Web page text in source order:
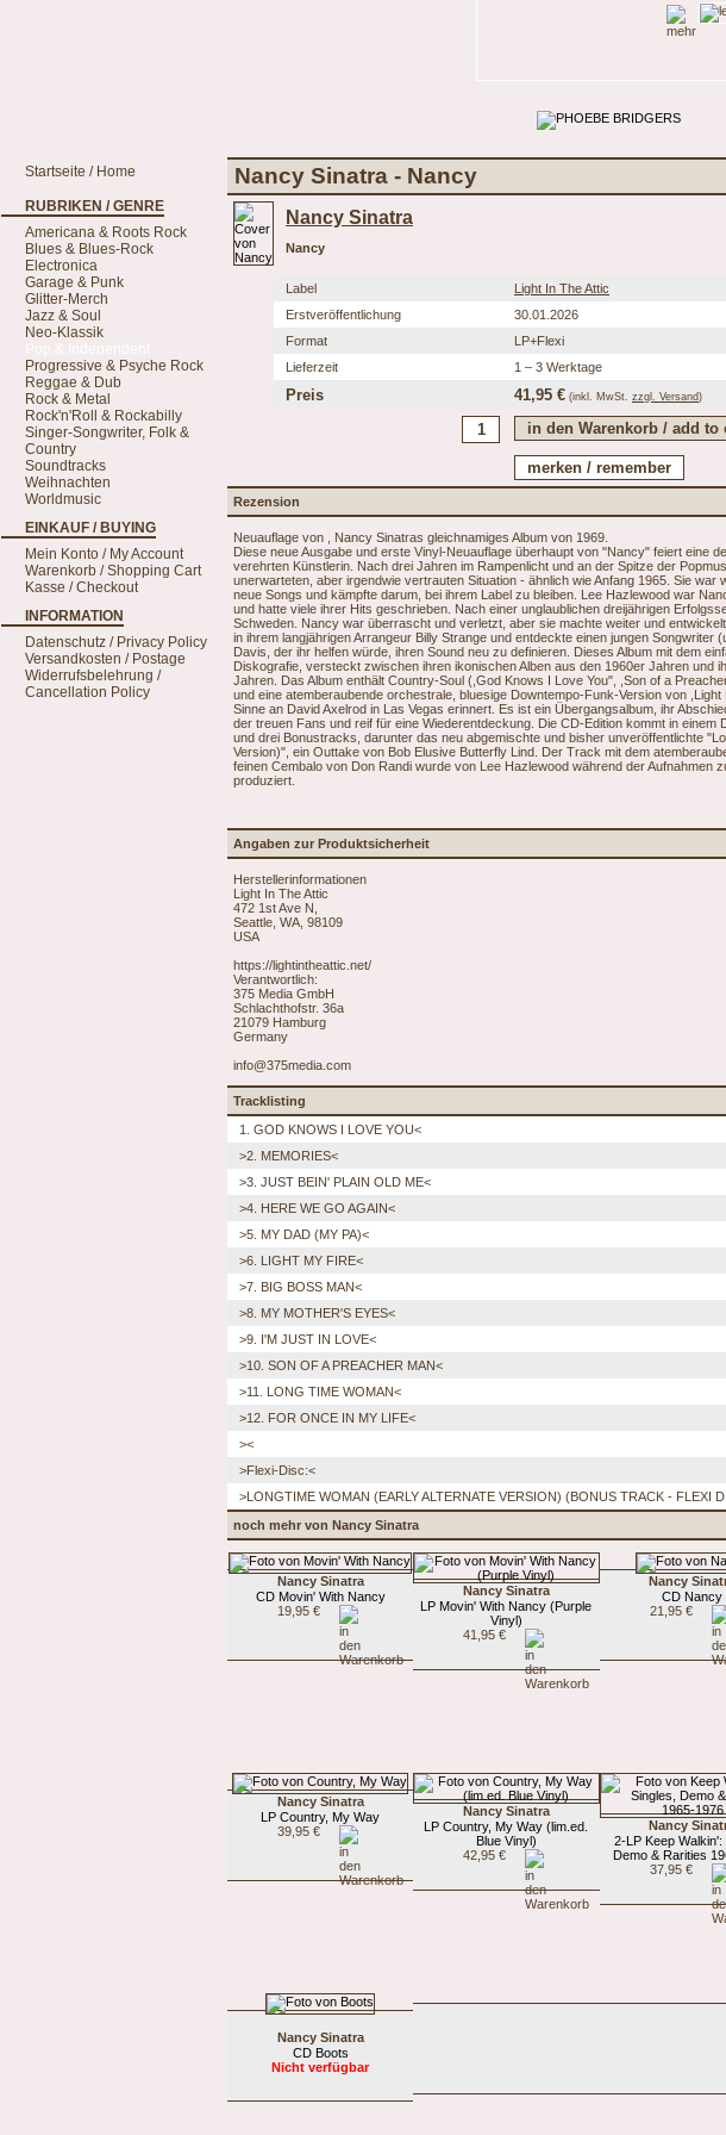
Startseite / Home
RUBRIKEN / GENRE
Americana & Roots Rock
Blues & Blues-Rock
Electronica
Garage & Punk
Glitter-Merch
Jazz & Soul
Neo-Klassik
Progressive & Psyche Rock
Reggae & Dub
Rock & Metal
Rock'n'Roll & Rockabilly
Singer-Songwriter, Folk &
Country
Soundtracks
Weihnachten
Worldmusic
EINKAUF / BUYING
Mein Konto / My Account
Warenkorb / Shopping Cart
Kasse / Checkout
INFORMATION
Datenschutz / Privacy Policy
Versandkosten / Postage
Widerrufsbelehrung /
Cancellation Policy
Nancy Sinatra - Nancy
Nancy Sinatra
Nancy
Label
Light In The Attic
Erstveröffentlichung
30.01.2026
Format
LP+Flexi
Lieferzeit
1 – 3 Werktage
Preis 41,95 € (inkl. MwSt. zzgl. Versand)
Rezension
Neuauflage von , Nancy Sinatras gleichnamiges Album von 1969.
Diese neue Ausgabe und erste Vinyl-Neuauflage überhaupt von "Nancy" feiert eine
verehrten Künstlerin. Nach drei Jahren im Rampenlicht und an der Spitze der
unerwarteten, aber irgendwie vertrauten Situation - ähnlich wie Anfang 1965. Sie war
neue Songs und kämpfte darum, bei ihrem Label zu bleiben. Lee Hazlewood war
und hatte viele ihrer Hits geschrieben. Nach einer unglaublichen dreijährigen
Schweden. Nancy war überrascht und verletzt, aber sie machte weiter und
in ihrem langjährigen Arrangeur Billy Strange und entdeckte einen jungen Songwriter
Davis, der ihr helfen würde, ihren Sound neu zu definieren. Dieses Album mit dem
Diskografie, versteckt zwischen ihren ikonischen Alben aus den 1960er Jahren und
Jahren. Das Album enthält Country-Soul (,God Knows I Love You", ,Son of a
und eine atemberaubende orchestrale, bluesige Downtempo-Funk-Version von
Sinne an David Axelrod in Las Vegas erinnert. Es ist ein Übergangsalbum, ihr
der treuen Fans und reif für eine Wiederentdeckung. Die CD-Edition kommt in einem
und drei Bonustracks, darunter das neu abgemischte und bisher unveröffentlichte
Version)", ein Outtake von Bob Elusive Butterfly Lind. Der Track mit dem
feinen Cembalo von Don Randi wurde von Lee Hazlewood während der Aufnahmen
produziert.
Angaben zur Produktsicherheit
Herstellerinformationen
Light In The Attic
472 1st Ave N,
Seattle, WA, 98109
USA
https://lightintheattic.net/
Verantwortlich:
375 Media GmbH
Schlachthofstr. 36a
21079 Hamburg
Germany
info@375media.com
Tracklisting
1. GOD KNOWS I LOVE YOU<
>2. MEMORIES<
>3. JUST BEIN' PLAIN OLD ME<
>4. HERE WE GO AGAIN<
>5. MY DAD (MY PA)<
>6. LIGHT MY FIRE<
>7. BIG BOSS MAN<
>8. MY MOTHER'S EYES<
>9. I'M JUST IN LOVE<
>10. SON OF A PREACHER MAN<
>11. LONG TIME WOMAN<
>12. FOR ONCE IN MY LIFE<
><
>Flexi-Disc:<
>LONGTIME WOMAN (EARLY ALTERNATE VERSION) (BONUS TRACK - FLEXI
noch mehr von Nancy Sinatra
Nancy Sinatra
CD Movin' With Nancy
19,95 €
Nancy Sinatra
LP Movin' With Nancy (Purple
Vinyl)
41,95 €
Nancy
CD Nancy
21,95 €
Nancy Sinatra
LP Country, My Way
39,95 €
Nancy Sinatra
LP Country, My Way (lim.ed.
Blue Vinyl)
42,95 €
Nancy
2-LP Keep Walkin':
Demo & Rarities
37,95 €
Nancy Sinatra
CD Boots
Nicht verfügbar